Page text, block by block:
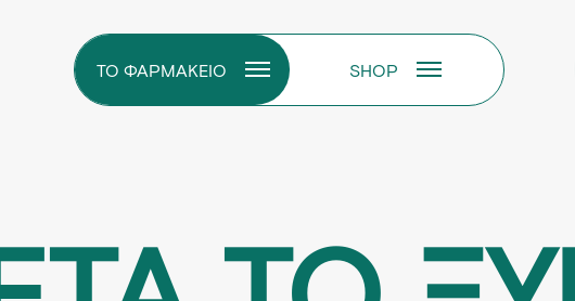
ΤΟ ΦΑΡΜΑΚΕΙΟ SHOP